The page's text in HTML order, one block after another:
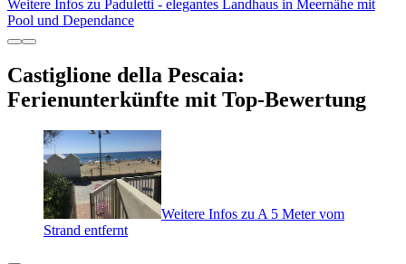
Weitere Infos zu Paduletti - elegantes Landhaus in Meernähe mit
Pool und Dependance
Castiglione della Pescaia:
Ferienunterkünfte mit Top-Bewertung
Weitere Infos zu A 5 Meter vom
Strand entfernt